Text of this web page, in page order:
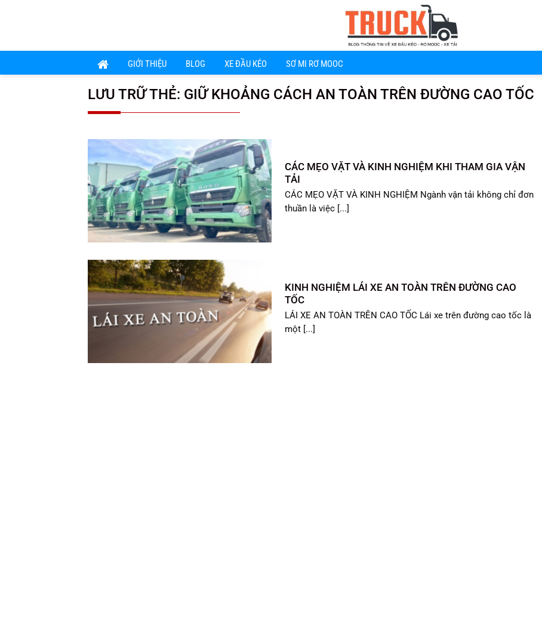
dung
GIỚI THIỆU BLOG XE ĐẦU KÉO SƠ MI RƠ MOOC
LƯU TRỮ THẺ: GIỮ KHOẢNG CÁCH AN TOÀN TRÊN ĐƯỜNG CAO TỐC
CÁC MẸO VẶT VÀ KINH NGHIỆM KHI THAM GIA VẬN
TẢI
CÁC MẸO VẶT VÀ KINH NGHIỆM Ngành vận tải không chỉ đơn
thuần là việc [...]
KINH NGHIỆM LÁI XE AN TOÀN TRÊN ĐƯỜNG CAO
TỐC
LÁI XE AN TOÀN TRÊN CAO TỐC Lái xe trên đường cao tốc là
một [...]